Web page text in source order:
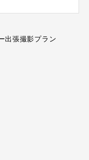
出張撮影プラン